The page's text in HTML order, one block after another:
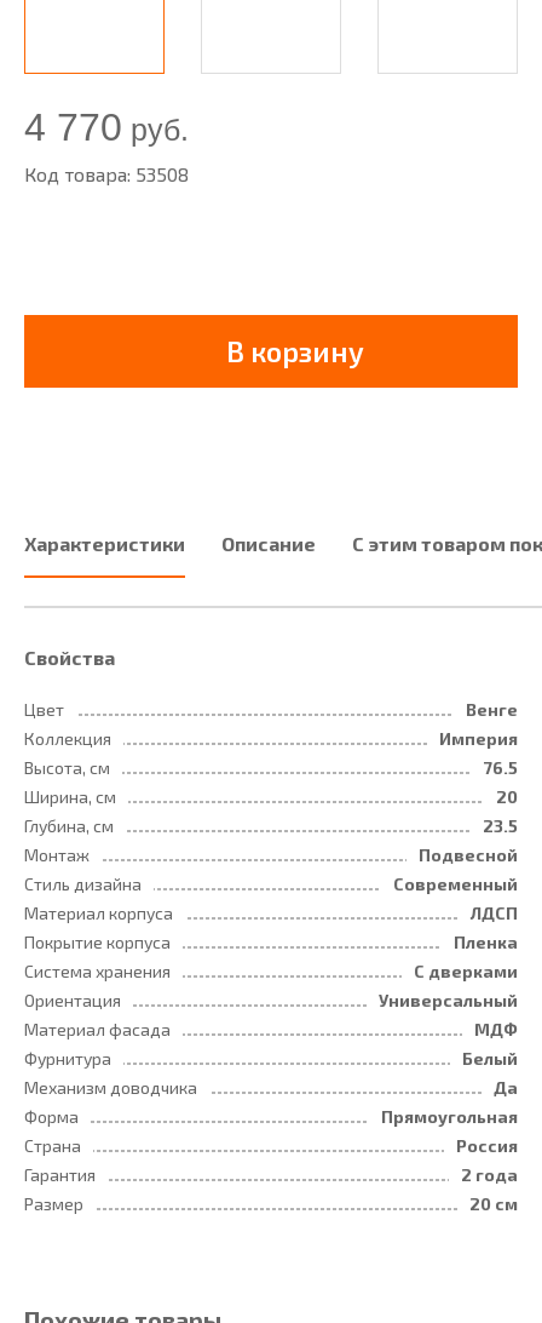
4 770 руб.
Код товара: 53508
В корзину
Характеристики Описание С этим товаром
Свойства
Цвет
Венге
Коллекция
Империя
Высота, см
76.5
Ширина, см
20
Глубина, см
23.5
Монтаж
Подвесной
Стиль дизайна
Современный
Материал корпуса
ЛДСП
Покрытие корпуса
Пленка
Система хранения
С дверками
Ориентация
Универсальный
Материал фасада
МДФ
Фурнитура
Белый
Механизм доводчика
Да
Форма
Прямоугольная
Страна
Россия
Гарантия
2 года
Размер
20 см